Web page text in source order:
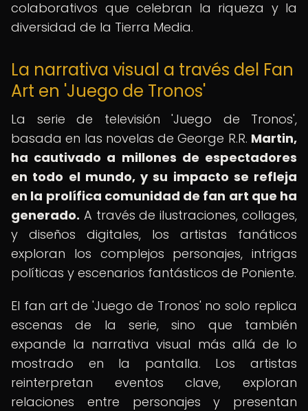
colaborativos que celebran la riqueza y la
diversidad de la Tierra Media.
La narrativa visual a través del Fan
Art en 'Juego de Tronos'
La serie de televisión 'Juego de Tronos',
basada en las novelas de George R.R. Martin,
ha cautivado a millones de espectadores
en todo el mundo, y su impacto se refleja
en la prolífica comunidad de fan art que ha
generado. A través de ilustraciones, collages,
y diseños digitales, los artistas fanáticos
exploran los complejos personajes, intrigas
políticas y escenarios fantásticos de Poniente.
El fan art de 'Juego de Tronos' no solo replica
escenas de la serie, sino que también
expande la narrativa visual más allá de lo
mostrado en la pantalla. Los artistas
reinterpretan eventos clave, exploran
relaciones entre personajes y presentan